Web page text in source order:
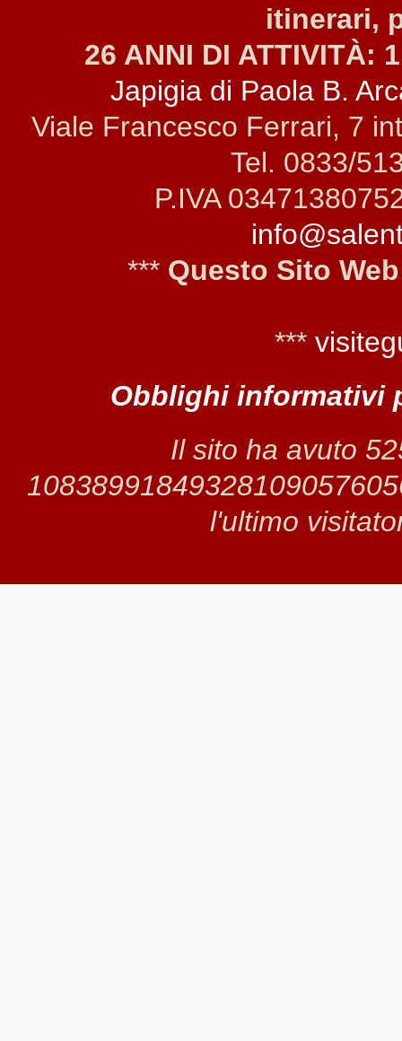
itinerari,
26 ANNI DI ATTIVITÀ:
Japigia di Paola B.
Viale Francesco Ferrari, 7
Tel. 0833/
P.IVA
*** Questo Sito
***
Obblighi informativi
Il sito ha avuto
l'ultimo